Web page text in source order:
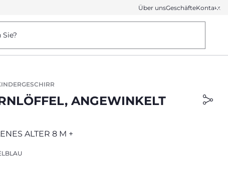
Über unsGeschäfteKontakt
ANGEWINKELT
ALTER 8 M +